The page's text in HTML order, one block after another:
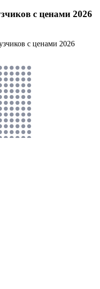
с ценами 2026